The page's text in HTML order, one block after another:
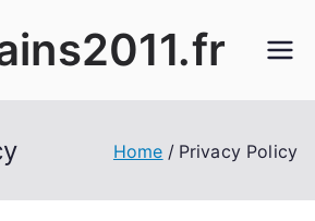
Home Privacy Policy